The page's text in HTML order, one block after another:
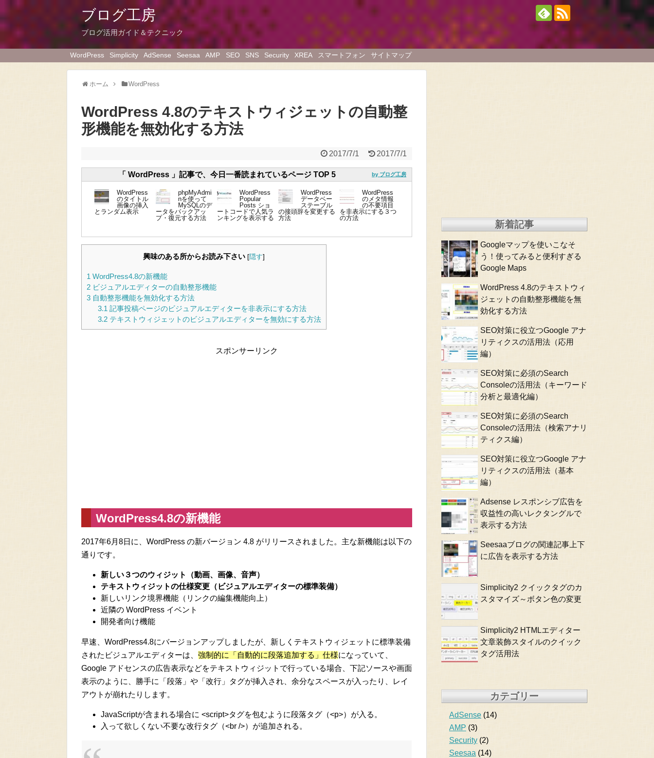
ブログ工房
ブログ活用ガイド＆テクニック
WordPress Simplicity AdSense Seesaa AMP SEO SNS Security XREA スマートフォン サイトマップ
ホーム WordPress
WordPress 4.8のテキストウィジェットの自動整
形機能を無効化する方法
2017/7/1 2017/7/1
by ブログ工房
「 WordPress 」記事で、今日一番読まれているページ TOP 5
WordPress
のタイトル
画像の挿入
とランダム表示
phpMyAdmi
nを使って
MySQLのデ
ータをバックアッ
プ・復元する方法
WordPress
Popular
Posts ショ
ートコードで人気ラ
ンキングを表示する
WordPress
データベー
ステーブル
の接頭辞を変更する
方法
WordPress
のメタ情報
の不要項目
を非表示にする３つ
の方法
興味のある所からお読み下さい [隠す]
1 WordPress4.8の新機能
2 ビジュアルエディターの自動整形機能
3 自動整形機能を無効化する方法
3.1 記事投稿ページのビジュアルエディターを非表示にする方法
3.2テキストウィジェットのビジュアルエディターを無効にする方法
スポンサーリンク
WordPress4.8の新機能
2017年6月8日に、WordPress の新バージョン 4.8 がリリースされました。主な新機能は以下の
通りです。
新しい３つのウィジット（動画、画像、音声）
テキストウィジットの仕様変更（ビジュアルエディターの標準装備）
新しいリンク境界機能（リンクの編集機能向上）
近隣の WordPress イベント
開発者向け機能
早速、WordPress4.8にバージョンアップしましたが、新しくテキストウィジェットに標準装備
されたビジュアルエディターは、 強制的に「自動的に段落追加する」仕様になっていて、
Google アドセンスの広告表示などをテキストウィジットで行っている場合、下記ソースや画面
表示のように、勝手に「段落」や「改行」タグが挿入され、余分なスペースが入ったり、レイ
アウトが崩れたりします。
JavaScriptが含まれる場合に <script>タグを包むように段落タグ（<p>）が入る。
入って欲しくない不要な改行タグ（<br />）が追加される。
新着記事
Googleマップを使いこなそ
う！使ってみると便利すぎる
Google Maps
WordPress 4.8のテキストウィ
ジェットの自動整形機能を無
効化する方法
SEO対策に役立つGoogle アナ
リティクスの活用法（応用
編）
SEO対策に必須のSearch
Consoleの活用法（キーワード
分析と最適化編）
SEO対策に必須のSearch
Consoleの活用法（検索アナリ
ティクス編）
SEO対策に役立つGoogle アナ
リティクスの活用法（基本
編）
Adsense レスポンシブ広告を
収益性の高いレクタングルで
表示する方法
Seesaaブログの関連記事上下
に広告を表示する方法
Simplicity2 クイックタグのカ
スタマイズ～ボタン色の変更
Simplicity2 HTMLエディター
文章装飾スタイルのクイック
タグ活用法
カテゴリー
AdSense (14)
AMP (3)
Security (2)
Seesaa (14)